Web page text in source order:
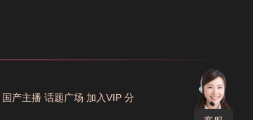
国产主播 话题广场 加入VIP 分